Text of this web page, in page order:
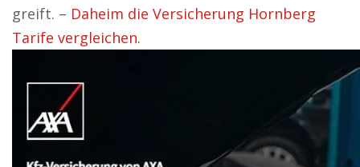
greift. – Daheim die Versicherung Hornberg
Tarife vergleichen.